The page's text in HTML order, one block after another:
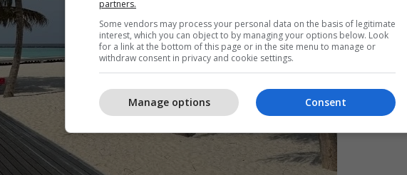
partners.
Some vendors may process your personal data on the basis of legitimate
interest, which you can object to by managing your options below. Look
for a link at the bottom of this page or in the site menu to manage or
withdraw consent in privacy and cookie settings.
Consent
Manage options